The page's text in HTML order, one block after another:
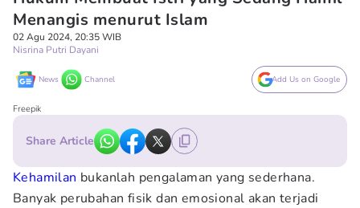
Menangis menurut Islam
02 Agu 2024, 20:35 WIB
Nisrina Putri Dayani
News Channel Add Us on Google
Freepik
Share Article
Kehamilan bukanlah pengalaman yang sederhana.
Banyak perubahan fisik dan emosional akan terjadi